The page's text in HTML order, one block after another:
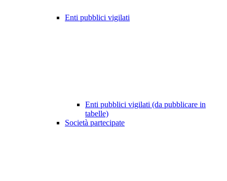
Enti pubblici vigilati
Enti pubblici vigilati (da pubblicare in
tabelle)
Società partecipate